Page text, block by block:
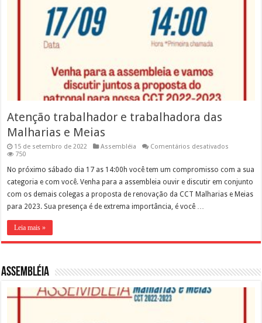
Atenção trabalhador e trabalhadora das
Malharias e Meias
15 de setembro de 2022 Assembléia Comentários desativados
e
das
Malharias
e
750
No próximo sábado dia 17 as 14:00h você tem um compromisso com a sua
categoria e com você. Venha para a assembleia ouvir e discutir em conjunto
com os demais colegas a proposta de renovação da CCT Malharias e Meias
para 2023. Sua presença é de extrema importância, é você …
Leia mais »
Assembléia